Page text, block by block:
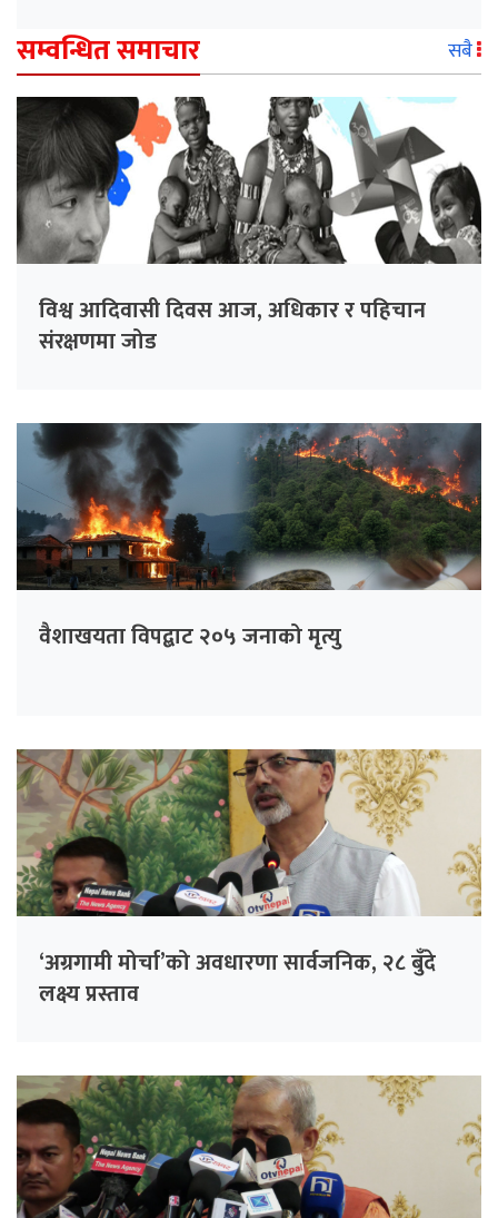
सम्वन्धित समाचार सबै
विश्व आदिवासी दिवस आज, अधिकार र पहिचान
संरक्षणमा जोड
वैशाखयता विपद्बाट २०५ जनाको मृत्यु
‘अग्रगामी मोर्चा’को अवधारणा सार्वजनिक, २८ बुँदे
लक्ष्य प्रस्ताव